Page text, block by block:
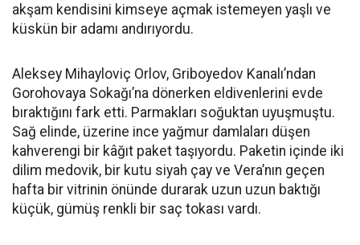
akşam kendisini kimseye açmak istemeyen yaşlı ve
küskün bir adamı andırıyordu.
Aleksey Mihayloviç Orlov, Griboyedov Kanalı’ndan
Gorohovaya Sokağı’na dönerken eldivenlerini evde
bıraktığını fark etti. Parmakları soğuktan uyuşmuştu.
Sağ elinde, üzerine ince yağmur damlaları düşen
kahverengi bir kâğıt paket taşıyordu. Paketin içinde iki
dilim medovik, bir kutu siyah çay ve Vera’nın geçen
hafta bir vitrinin önünde durarak uzun uzun baktığı
küçük, gümüş renkli bir saç tokası vardı.